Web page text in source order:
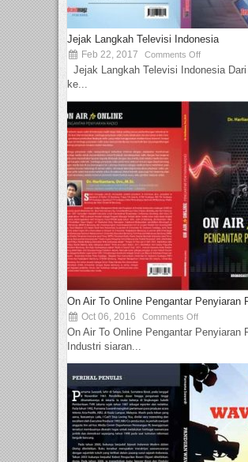
Jejak Langkah Televisi Indonesia
Feb 22, 2017 Comments Off
Jejak Langkah Televisi Indonesia Dari
ke...
On Air To Online Pengantar Penyiaran
Oct 06, 2016 Comments Off
On Air To Online Pengantar Penyiaran
Industri siaran...